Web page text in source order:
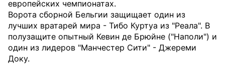
европейских чемпионатах.
Ворота сборной Бельгии защищает один из
лучших вратарей мира - Тибо Куртуа из "Реала". В
полузащите опытный Кевин де Брюйне ("Наполи") и
один из лидеров "Манчестер Сити" - Джереми
Доку.